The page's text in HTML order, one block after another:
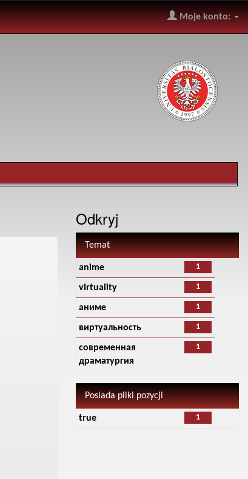
Moje konto:
Odkryj
Temat
1
anime
1
virtuality
1
аниме
1
виртуальность
1
современная
драматургия
Posiada pliki pozycji
1
true